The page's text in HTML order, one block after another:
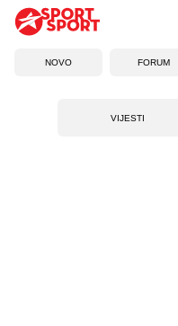
NOVO FORUM
VIJESTI